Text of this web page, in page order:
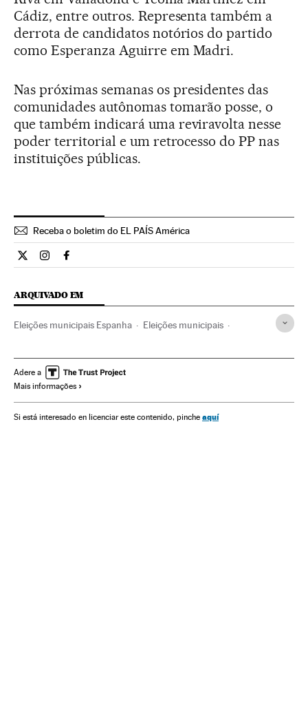
Cádiz, entre outros. Representa também a
derrota de candidatos notórios do partido
como Esperanza Aguirre em Madri.
Nas próximas semanas os presidentes das
comunidades autônomas tomarão posse, o
que também indicará uma reviravolta nesse
poder territorial e um retrocesso do PP nas
instituições públicas.
Receba o boletim do EL PAÍS América
Internacional El País Brasil en Twitter
Internacional El País Brasil en Instagram
Internacional El País Brasil en Facebook
ARQUIVADO EM
Eleições municipais Espanha Eleições municipais
Resultados eleitorais PP Espanha
Elecciones autonómicas
Espanha Partidos políticos Eleições Política
Adere a
Mais informações
Si está interesado en licenciar este contenido, pinche aquí